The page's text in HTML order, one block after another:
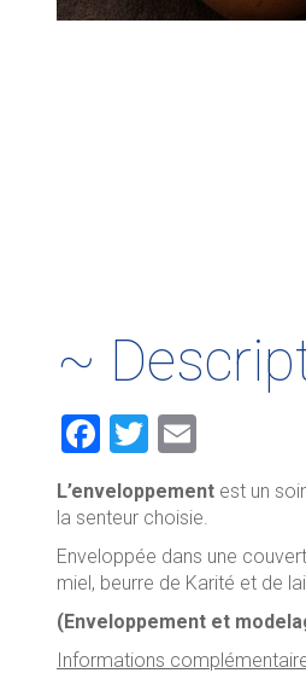
~
F
a
ce
b
o
ok
T
tt
er
m
ai
l
L’enveloppement est un
la senteur choisie.
Enveloppée dans une
miel, beurre de Karité et de
(Enveloppement et
Informations